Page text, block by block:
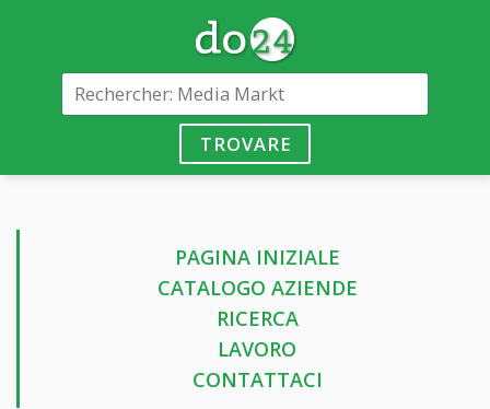
TROVARE
PAGINA INIZIALE
CATALOGO AZIENDE
RICERCA
LAVORO
CONTATTACI